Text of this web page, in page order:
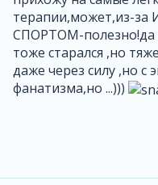
терапии,может,из-
СПОРТОМ-полезно!да
тоже старался ,но
даже через силу ,но с
фанатизма,но ...)))